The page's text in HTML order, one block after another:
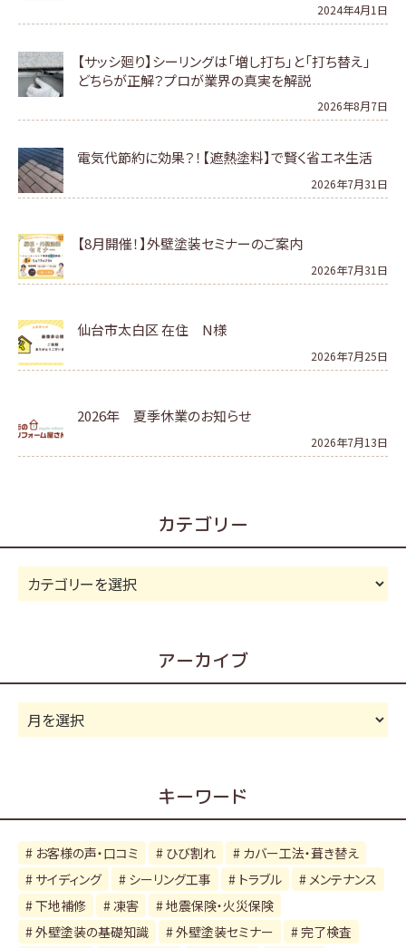
2024年4月1日
【サッシ廻り】シーリングは「増し打ち」と「打ち替え」
どちらが正解？プロが業界の真実を解説
2026年8月7日
電気代節約に効果？！【遮熱塗料】で賢く省エネ生活
2026年7月31日
【8月開催！】外壁塗装セミナーのご案内
2026年7月31日
仙台市太白区 在住 N様
2026年7月25日
2026年 夏季休業のお知らせ
2026年7月13日
カテゴリー
カ
テ
アーカイブ
ー
キーワード
お客様の声・口コミ ひび割れ
カバー工法・葺き替え
サイディング
シーリング工事 トラブル
メンテナンス
下地補修
凍害
地震保険・火災保険
外壁塗装の基礎知識
外壁塗装セミナー
完了検査